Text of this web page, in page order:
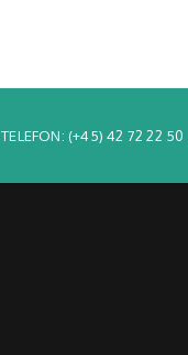
(+45) 42 72 22 50